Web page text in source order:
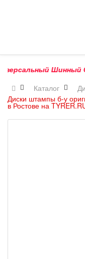
Шинный
Каталог
Диски штампы б-у
в Ростове на